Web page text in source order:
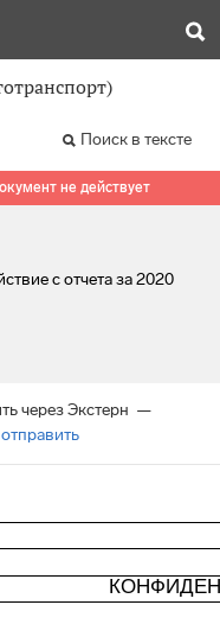
Поиск в тексте
не действует
с отчета за 2020
через Экстерн —